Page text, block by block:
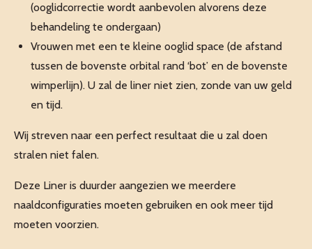
(ooglidcorrectie wordt aanbevolen alvorens deze
behandeling te ondergaan)
Vrouwen met een te kleine ooglid space (de afstand
tussen de bovenste orbital rand ‘bot’ en de bovenste
wimperlijn). U zal de liner niet zien, zonde van uw geld
en tijd.
Wij streven naar een perfect resultaat die u zal doen
stralen niet falen.
Deze Liner is duurder aangezien we meerdere
naaldconfiguraties moeten gebruiken en ook meer tijd
moeten voorzien.